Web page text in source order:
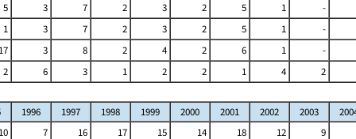
5 3 7 2 3 2 5 1
-
1 3 7 2 3 2 5 1
-
17 3 8 2 4 2 6 1
-
2 6 3 1 2 2 1 4
2
1996 1997 1998 1999 2000 2001 2002 2003
10 7 16 17 15 14 18 12
9